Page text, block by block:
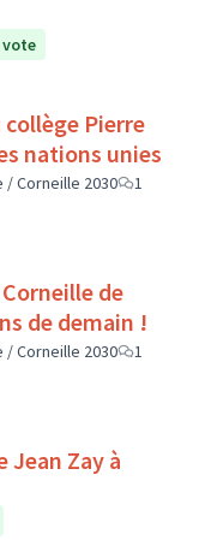
vote
Pierre
nations unies
Corneille 2030
1
de
de demain !
Corneille 2030
1
Jean Zay à